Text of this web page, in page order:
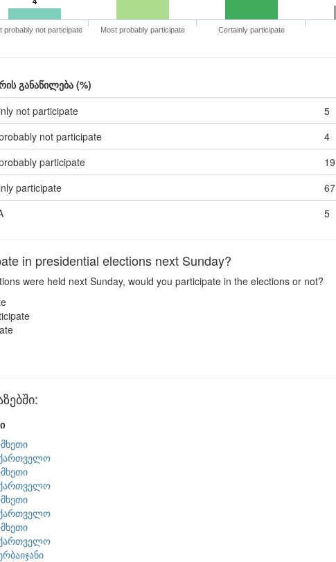
probably not participate Most probably participate Certainly participate
განაწილება (%)
not participate
5
not participate
4
participate
19
participate
67
5
in presidential elections next Sunday?
were held next Sunday, would you participate in the elections or not?